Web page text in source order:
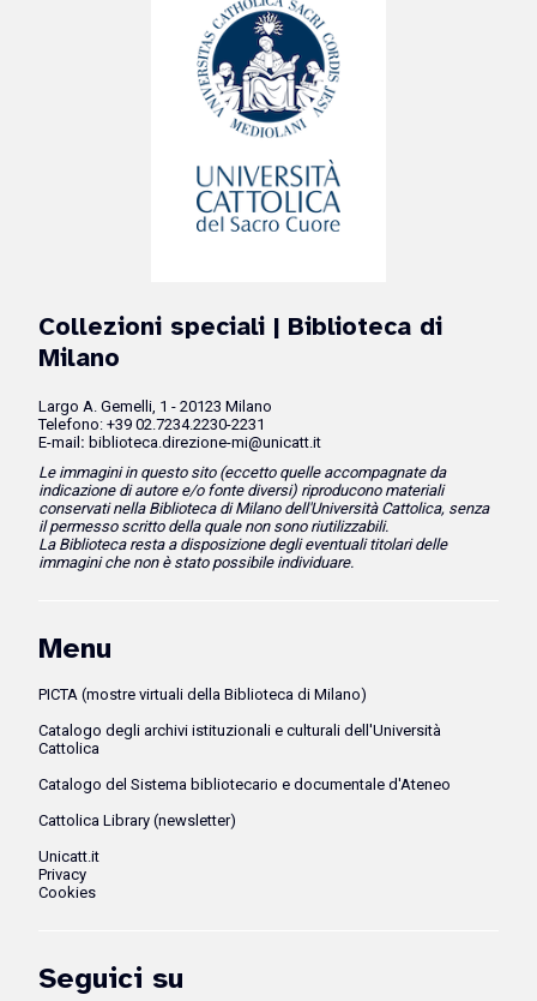
Collezioni speciali | Biblioteca di
Milano
Largo A. Gemelli, 1 - 20123 Milano
Telefono: +39 02.7234.2230-2231
E-mail : biblioteca.direzione-mi@unicatt.it
Le immagini in questo sito (eccetto quelle accompagnate da
indicazione di autore e/o fonte diversi) riproducono materiali
conservati nella Biblioteca di Milano dell'Università Cattolica, senza
il permesso scritto della quale non sono riutilizzabili.
La Biblioteca resta a disposizione degli eventuali titolari delle
immagini che non è stato possibile individuare.
Menu
PICTA (mostre virtuali della Biblioteca di Milano)
Catalogo degli archivi istituzionali e culturali dell'Università
Cattolica
Catalogo del Sistema bibliotecario e documentale d'Ateneo
Cattolica Library (newsletter)
Unicatt.it
Privacy
Cookies
Seguici su